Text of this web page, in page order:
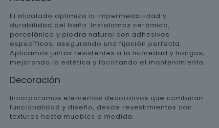
El alicatado optimiza la impermeabilidad y
durabilidad del baño. Instalamos cerámica,
porcelánico y piedra natural con adhesivos
específicos, asegurando una fijación perfecta.
Aplicamos juntas resistentes a la humedad y hongos,
mejorando la estética y facilitando el mantenimiento.
Decoración
Incorporamos elementos decorativos que combinan
funcionalidad y diseño, desde revestimientos con
texturas hasta muebles a medida.